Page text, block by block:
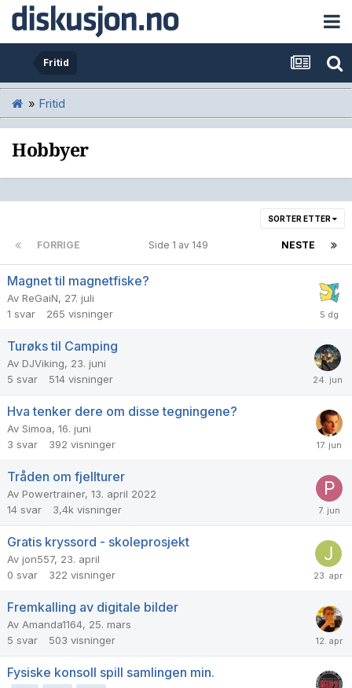
Fritid
» Fritid
Hobbyer
SORTER ETTER
FORRIGE NESTE
Side 1 av 149
Magnet til magnetfiske?
Av ReGaiN, 27. juli
1 svar 265 visninger
Turøks til Camping
Av DJViking, 23. juni
5 svar 514 visninger
Hva tenker dere om disse tegningene?
Av Simoa, 16. juni
3 svar 392 visninger
Tråden om fjellturer
Av Powertrainer, 13. april 2022
14 svar 3,4k visninger
Gratis kryssord - skoleprosjekt
Av jon557, 23. april
0 svar 322 visninger
Fremkalling av digitale bilder
Av Amanda1164, 25. mars
5 svar 503 visninger
Fysiske konsoll spill samlingen min.